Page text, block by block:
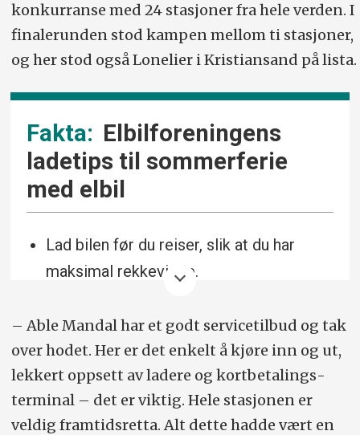
konkurranse med 24 stasjoner fra hele verden. I
finalerunden stod kampen mellom ti stasjoner,
og her stod også Lonelier i Kristiansand på lista.
Elbilforeningens
ladetips til sommerferie
med elbil
Lad bilen før du reiser, slik at du har
maksimal rekkevidde.
forhånd. Last ned ladeapper, sørg for at
ladebrikken fungerer og at
betalingsløsningen er lagt inn på forhånd.
Unngå å reise på de store utfartsdagene,
– Able Mandal har et godt servicetilbud og tak
over hodet. Her er det enkelt å kjøre inn og ut,
lekkert oppsett av ladere og kort­betalings­
terminal – det er viktig. Hele stasjonen er
veldig framtidsretta. Alt dette hadde vært en